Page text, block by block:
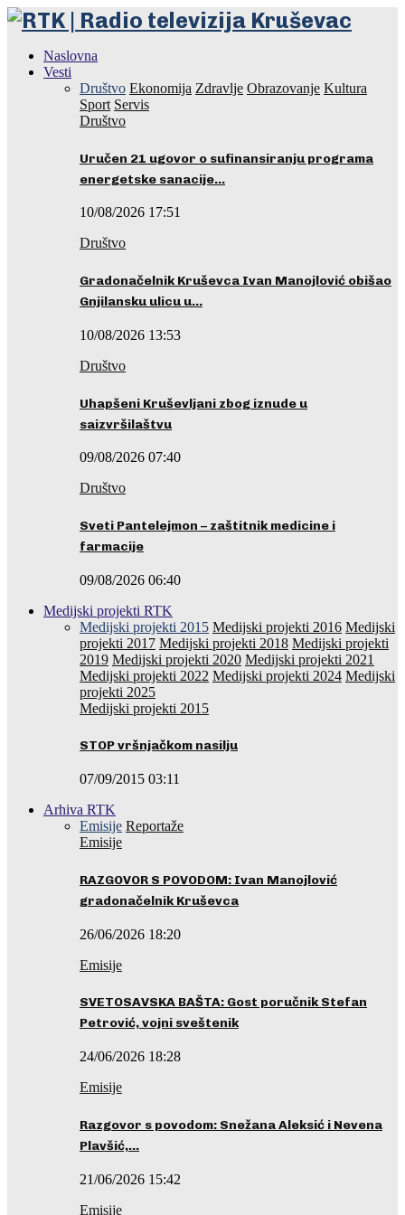
Naslovna
Vesti
Društvo Ekonomija Zdravlje Obrazovanje Kultura
Sport Servis
Društvo
Uručen 21 ugovor o sufinansiranju programa
energetske sanacije…
10/08/2026 17:51
Društvo
Gradonačelnik Kruševca Ivan Manojlović obišao
Gnjilansku ulicu u…
10/08/2026 13:53
Društvo
Uhapšeni Kruševljani zbog iznude u
saizvršilaštvu
09/08/2026 07:40
Društvo
Sveti Pantelejmon – zaštitnik medicine i
farmacije
09/08/2026 06:40
Medijski projekti RTK
Medijski projekti 2015 Medijski projekti 2016 Medijski
projekti 2017 Medijski projekti 2018 Medijski projekti
2019 Medijski projekti 2020 Medijski projekti 2021
Medijski projekti 2022 Medijski projekti 2024 Medijski
projekti 2025
Medijski projekti 2015
STOP vršnjačkom nasilju
07/09/2015 03:11
Arhiva RTK
Emisije Reportaže
Emisije
RAZGOVOR S POVODOM: Ivan Manojlović
gradonačelnik Kruševca
26/06/2026 18:20
Emisije
SVETOSAVSKA BAŠTA: Gost poručnik Stefan
Petrović, vojni sveštenik
24/06/2026 18:28
Emisije
Razgovor s povodom: Snežana Aleksić i Nevena
Plavšić,…
21/06/2026 15:42
Emisije